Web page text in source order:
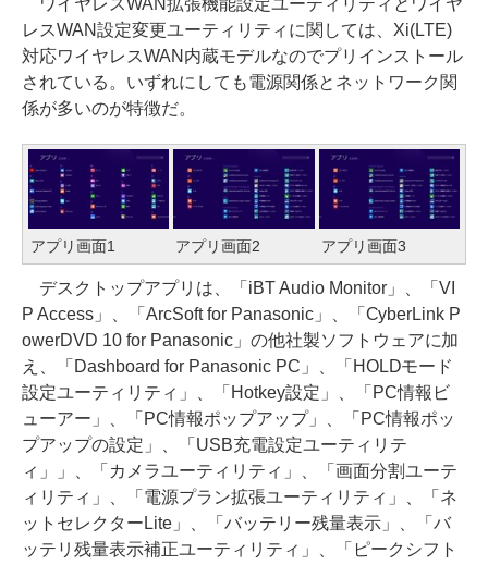
ワイヤレスWAN拡張機能設定ユーティリティとワイヤ
レスWAN設定変更ユーティリティに関しては、Xi(LTE)
対応ワイヤレスWAN内蔵モデルなのでプリインストール
されている。いずれにしても電源関係とネットワーク関
係が多いのが特徴だ。
アプリ画面1 アプリ画面2 アプリ画面3
デスクトップアプリは、「iBT Audio Monitor」、「VI
P Access」、「ArcSoft for Panasonic」、「CyberLink P
owerDVD 10 for Panasonic」の他社製ソフトウェアに加
え、「Dashboard for Panasonic PC」、「HOLDモード
設定ユーティリティ」、「Hotkey設定」、「PC情報ビ
ューアー」、「PC情報ポップアップ」、「PC情報ポッ
プアップの設定」、「USB充電設定ユーティリテ
ィ」」、「カメラユーティリティ」、「画面分割ユーテ
ィリティ」、「電源プラン拡張ユーティリティ」、「ネ
ットセレクターLite」、「バッテリー残量表示」、「バ
ッテリ残量表示補正ユーティリティ」、「ピークシフト